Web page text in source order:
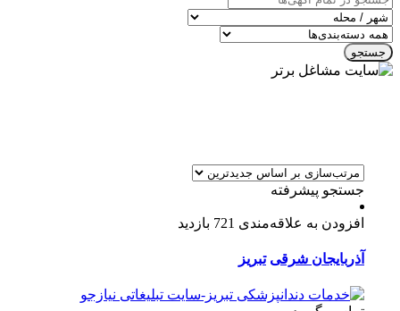
جستجو
جستجو پیشرفته
افزودن به علاقه‌مندی 721 بازدید
آذربایجان شرقی تبریز